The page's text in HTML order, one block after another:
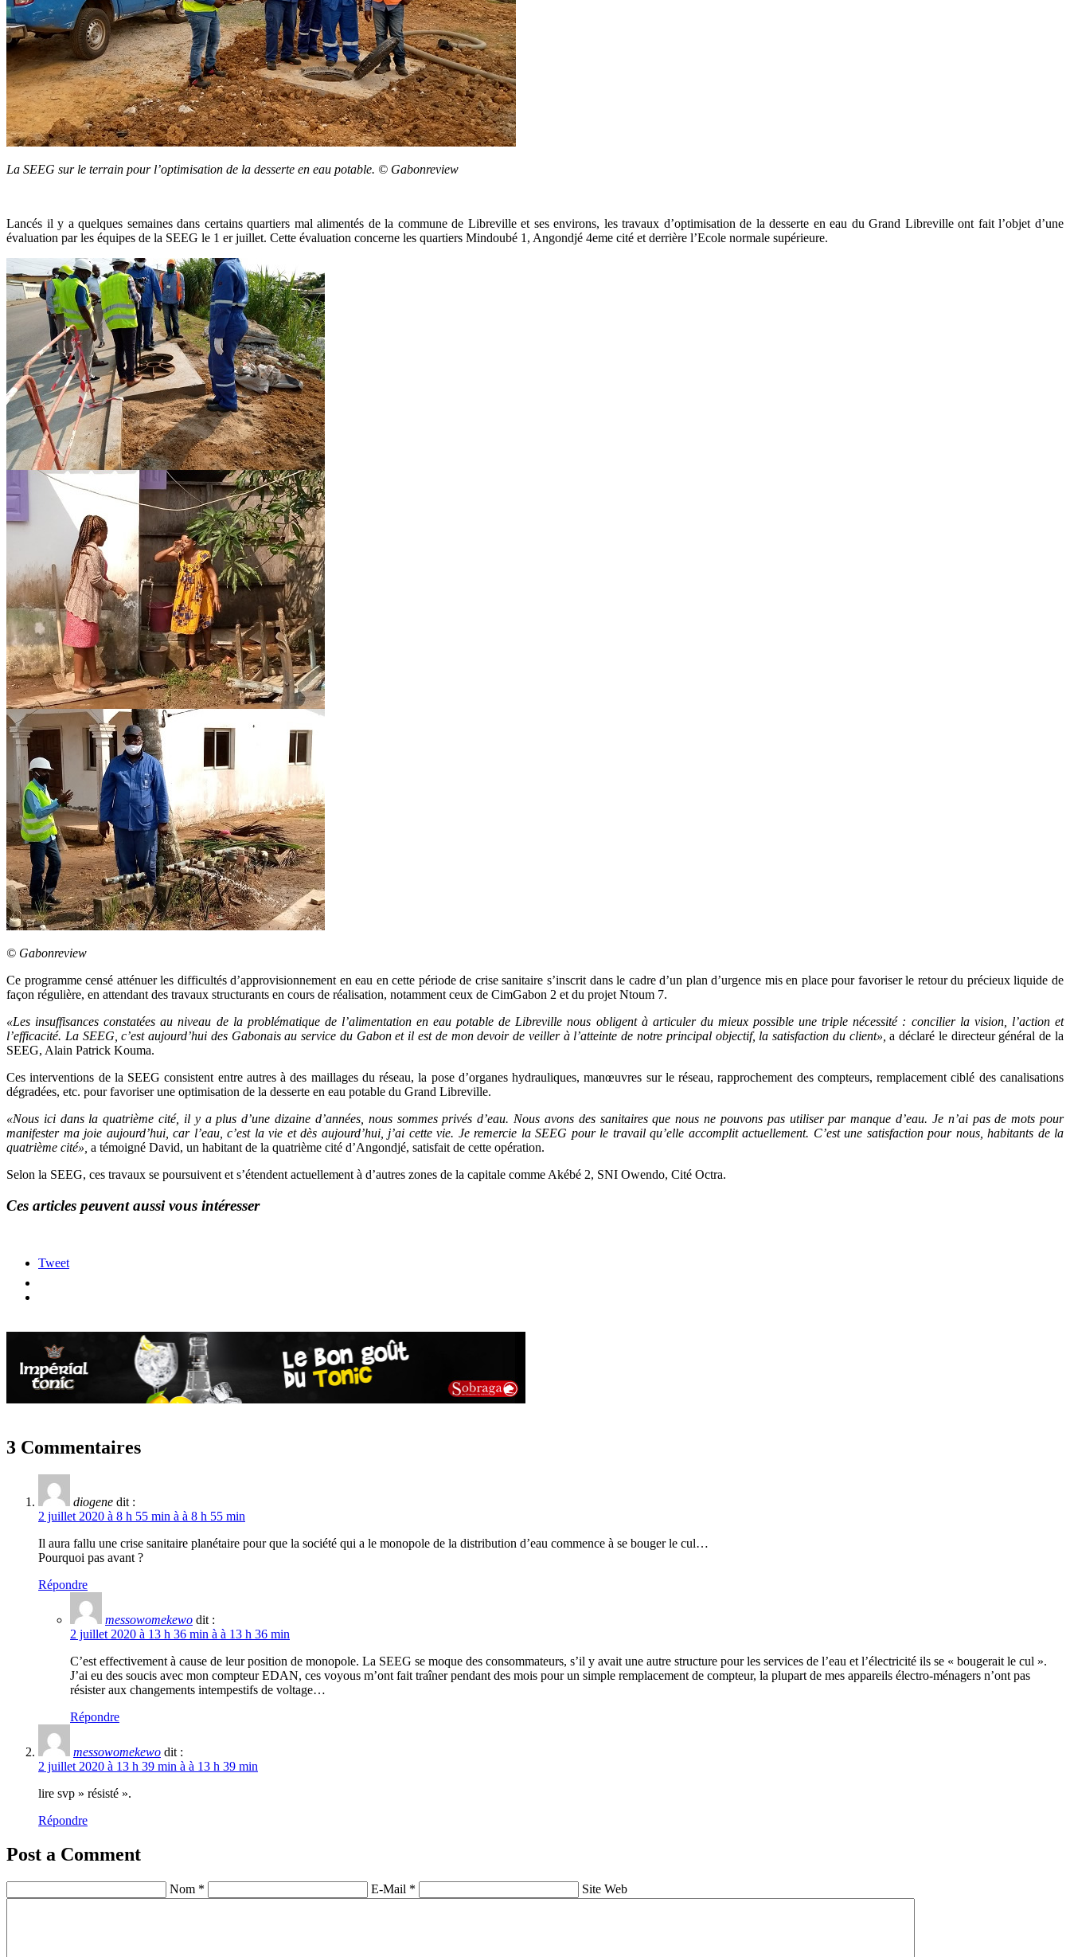
La SEEG sur le terrain pour l’optimisation de la desserte en eau potable. © Gabonreview
Lancés il y a quelques semaines dans certains quartiers mal alimentés de la commune de Libreville et ses environs, les travaux d’optimisation de la desserte en eau du Grand Libreville ont fait l’objet d’une
évaluation par les équipes de la SEEG le 1 er juillet. Cette évaluation concerne les quartiers Mindoubé 1, Angondjé 4eme cité et derrière l’Ecole normale supérieure.
© Gabonreview
Ce programme censé atténuer les difficultés d’approvisionnement en eau en cette période de crise sanitaire s’inscrit dans le cadre d’un plan d’urgence mis en place pour favoriser le retour du précieux liquide de
façon régulière, en attendant des travaux structurants en cours de réalisation, notamment ceux de CimGabon 2 et du projet Ntoum 7.
«Les insuffisances constatées au niveau de la problématique de l’alimentation en eau potable de Libreville nous obligent à articuler du mieux possible une triple nécessité : concilier la vision, l’action et
l’efficacité. La SEEG, c’est aujourd’hui des Gabonais au service du Gabon et il est de mon devoir de veiller à l’atteinte de notre principal objectif, la satisfaction du client», a déclaré le directeur général de la
SEEG, Alain Patrick Kouma.
Ces interventions de la SEEG consistent entre autres à des maillages du réseau, la pose d’organes hydrauliques, manœuvres sur le réseau, rapprochement des compteurs, remplacement ciblé des canalisations
dégradées, etc. pour favoriser une optimisation de la desserte en eau potable du Grand Libreville.
«Nous ici dans la quatrième cité, il y a plus d’une dizaine d’années, nous sommes privés d’eau. Nous avons des sanitaires que nous ne pouvons pas utiliser par manque d’eau. Je n’ai pas de mots pour
manifester ma joie aujourd’hui, car l’eau, c’est la vie et dès aujourd’hui, j’ai cette vie. Je remercie la SEEG pour le travail qu’elle accomplit actuellement. C’est une satisfaction pour nous, habitants de la
quatrième cité», a témoigné David, un habitant de la quatrième cité d’Angondjé, satisfait de cette opération.
Selon la SEEG, ces travaux se poursuivent et s’étendent actuellement à d’autres zones de la capitale comme Akébé 2, SNI Owendo, Cité Octra.
Ces articles peuvent aussi vous intéresser
Tweet
3 Commentaires
diogene dit :
2 juillet 2020 à 8 h 55 min à à 8 h 55 min
Il aura fallu une crise sanitaire planétaire pour que la société qui a le monopole de la distribution d’eau commence à se bouger le cul…
Pourquoi pas avant ?
Répondre
messowomekewo dit :
2 juillet 2020 à 13 h 36 min à à 13 h 36 min
C’est effectivement à cause de leur position de monopole. La SEEG se moque des consommateurs, s’il y avait une autre structure pour les services de l’eau et l’électricité ils se « bougerait le cul ».
J’ai eu des soucis avec mon compteur EDAN, ces voyous m’ont fait traîner pendant des mois pour un simple remplacement de compteur, la plupart de mes appareils électro-ménagers n’ont pas
résister aux changements intempestifs de voltage…
Répondre
messowomekewo dit :
2 juillet 2020 à 13 h 39 min à à 13 h 39 min
lire svp » résisté ».
Répondre
Post a Comment
Nom * E-Mail * Site Web